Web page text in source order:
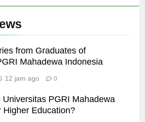
from Graduates of
Mahadewa Indonesia
12 jam ago 0
Universitas PGRI Mahadewa
Higher Education?